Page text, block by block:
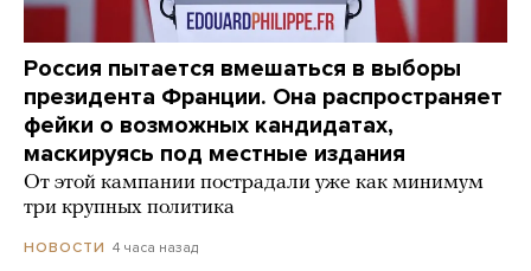
Россия пытается вмешаться в выборы
президента Франции. Она распространяет
фейки о возможных кандидатах,
маскируясь под местные издания
От этой кампании пострадали уже как минимум
три крупных политика
НОВОСТИ 4 часа назад